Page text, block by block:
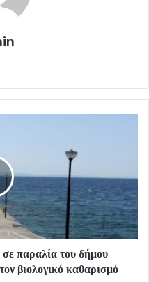
παραλία του δήμου
βιολογικό καθαρισμό